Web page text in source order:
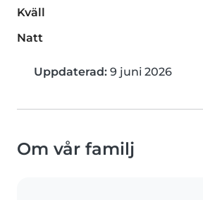
Kväll
Natt
Uppdaterad: 9 juni 2026
Om vår familj